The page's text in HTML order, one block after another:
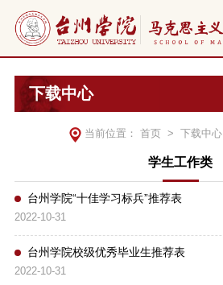
下载中心
当前位置： 首页 > 下载中心
学生工作类
台州学院“十佳学习标兵”推荐表
2022-10-31
台州学院校级优秀毕业生推荐表
2022-10-31